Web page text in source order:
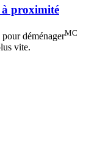
à proximité
déménagerMC
vite.